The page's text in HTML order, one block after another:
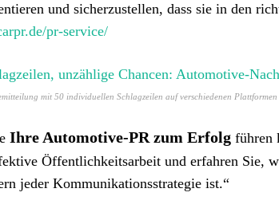
und sicherzustellen, dass sie in den
pr-service/
mit 50 individuellen Schlagzeilen auf verschiedenen Plattformen
Ihre Automotive-PR zum Erfolg führen
Öffentlichkeitsarbeit und erfahren Sie,
jeder Kommunikationsstrategie ist.“